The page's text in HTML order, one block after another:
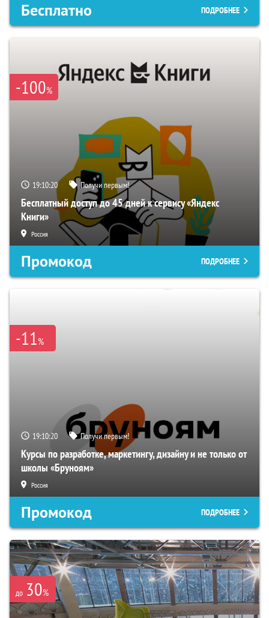
Бесплатно ПОДРОБНЕЕ
-100%
19:10:19 Получи первым!
Бесплатный доступ до 45 дней к сервису «Яндекс
Книги»
Россия
Промокод ПОДРОБНЕЕ
-11%
19:10:19 Получи первым!
Курсы по разработке, маркетингу, дизайну и не только от
школы «Бруноям»
Россия
Промокод ПОДРОБНЕЕ
до 30%